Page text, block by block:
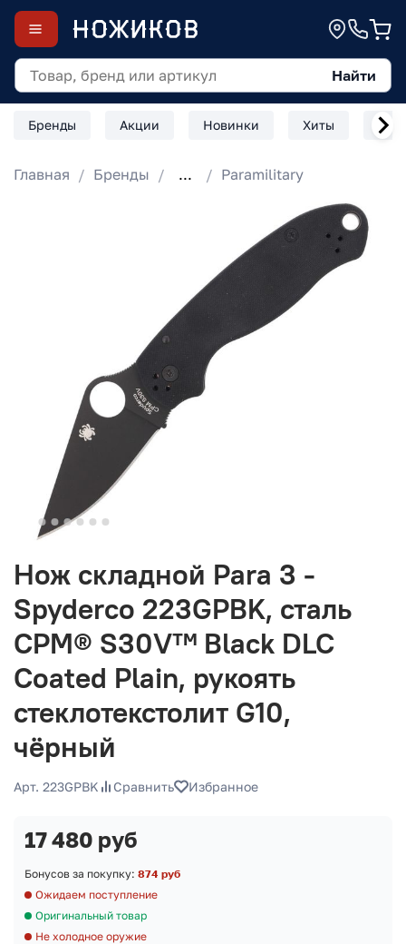
Найти
Бренды Акции Новинки Хиты
Главная Бренды ... Paramilitary
Нож складной Para 3 -
Spyderco 223GPBK, сталь
CPM® S30V™ Black DLC
Coated Plain, рукоять
стеклотекстолит G10,
чёрный
Арт. 223GPBK Сравнить Избранное
17 480 руб
Бонусов за покупку: 874 руб
Ожидаем поступление
Оригинальный товар
Не холодное оружие